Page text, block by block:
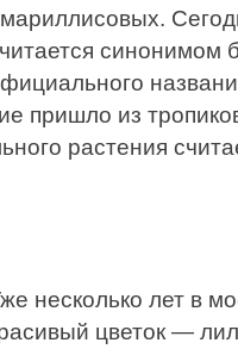
синонимом
пришло из
растения
несколько лет в
цветок —